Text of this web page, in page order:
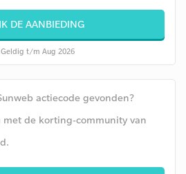
DE AANBIEDING
Geldig t/m Aug 2026
actiecode gevonden?
met de korting-community van